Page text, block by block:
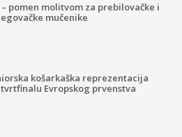
pomen molitvom za prebilovačke i
mučenike
košarkaška reprezentacija
Evropskog prvenstva